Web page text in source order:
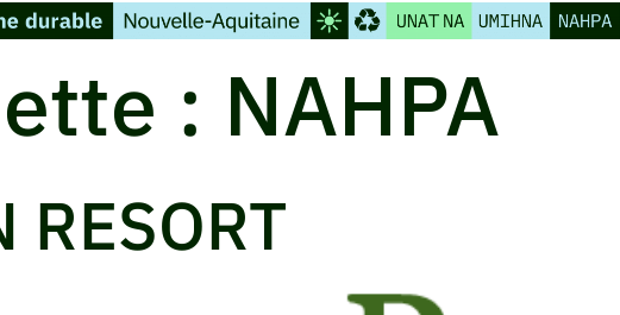
: NAHPA
RESORT